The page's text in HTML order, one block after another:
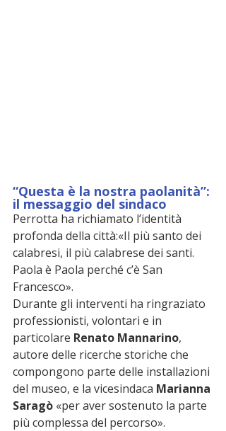
“Questa è la nostra paolanità”:
il messaggio del sindaco
Perrotta ha richiamato l’identità
profonda della città:«Il più santo dei
calabresi, il più calabrese dei santi.
Paola è Paola perché c’è San
Francesco».
Durante gli interventi ha ringraziato
professionisti, volontari e in
particolare Renato Mannarino,
autore delle ricerche storiche che
compongono parte delle installazioni
del museo, e la vicesindaca Marianna
Saragò «per aver sostenuto la parte
più complessa del percorso».